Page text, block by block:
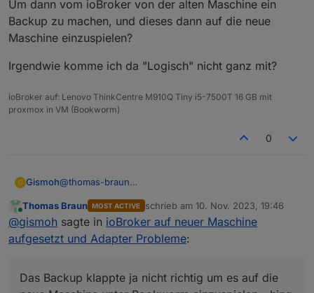
Um dann vom ioBroker von der alten Maschine ein
Backup zu machen, und dieses dann auf die neue
Maschine einzuspielen?
Irgendwie komme ich da "Logisch" nicht ganz mit?
ioBroker auf: Lenovo ThinkCentre M910Q Tiny i5-7500T 16 GB mit
proxmox in VM (Bookworm)
0
G Gismoh@thomas-braun
Installation von ioBroker (Raspi/Docker) zu einer
anderen Maschine umziehen.
Auf der neuen Maschine läuft bereits iobroker unter
bookworm.
Nun soll ich auf der alten Maschine Bullseye frisch
installieren, dann ioBroker um dort das Backup (über
Maschine unter Bookworm einzuspielen - hing vor
allem am ble.
Um dann vom ioBroker von der alten Maschine ein
Online
Thomas Braun MOST ACTIVE schrieb am 10. Nov. 2023, 19:46
zuletzt editiert von
@gismoh sagte in ioBroker auf neuer Maschine
aufgesetzt und Adapter Probleme:
Das Backup klappte ja nicht richtig um es auf die